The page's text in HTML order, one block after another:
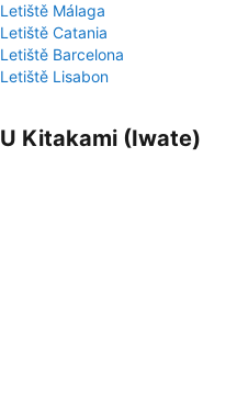
Letiště Málaga
Letiště Catania
Letiště Barcelona
Letiště Lisabon
U Kitakami (Iwate)